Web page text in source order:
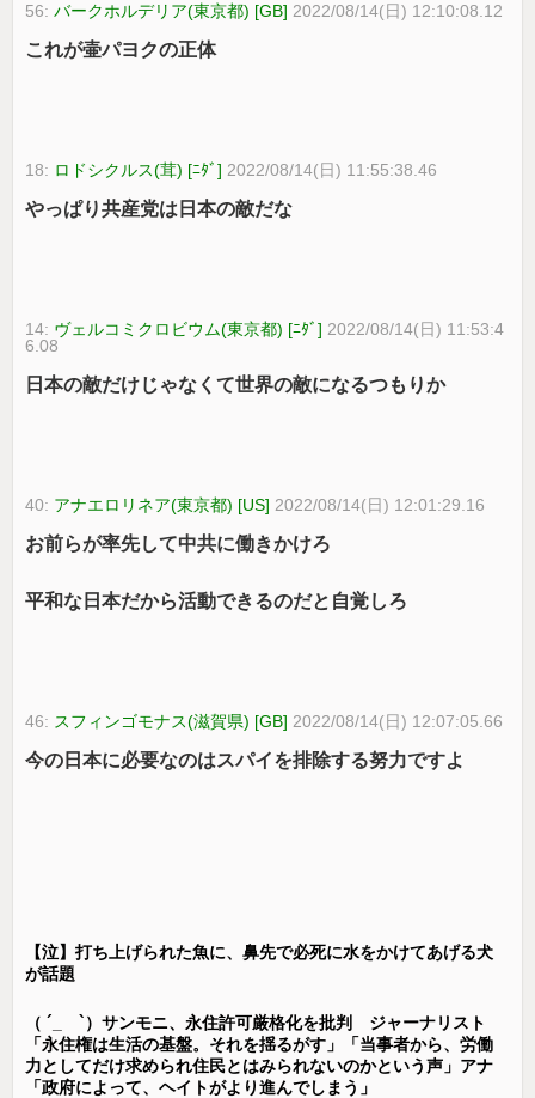
56:バークホルデリア(東京都) [GB] 2022/08/14(日) 12:10:08.12
これが壷パヨクの正体
18: ロドシクルス(茸) [ﾆﾀﾞ] 2022/08/14(日) 11:55:38.46
やっぱり共産党は日本の敵だな
14: ヴェルコミクロビウム(東京都) [ﾆﾀﾞ] 2022/08/14(日) 11:53:4
6.08
日本の敵だけじゃなくて世界の敵になるつもりか
40: アナエロリネア(東京都) [US] 2022/08/14(日) 12:01:29.16
お前らが率先して中共に働きかけろ
平和な日本だから活動できるのだと自覚しろ
46: スフィンゴモナス(滋賀県) [GB] 2022/08/14(日) 12:07:05.66
今の日本に必要なのはスパイを排除する努力ですよ
【泣】打ち上げられた魚に、鼻先で必死に水をかけてあげる犬
が話題
（ ´_ゝ`）サンモニ、永住許可厳格化を批判 ジャーナリスト
「永住権は生活の基盤。それを揺るがす」「当事者から、労働
力としてだけ求められ住民とはみられないのかという声」アナ
「政府によって、ヘイトがより進んでしまう」